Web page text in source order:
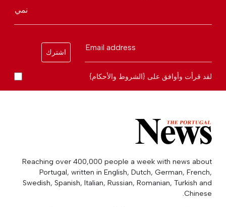
نمي
Email address
اشترك
لقد قرأت وأوافق على {الشروط والأحكام}
Reaching over 400,000 people a week with news about
Portugal, written in English, Dutch, German, French,
Swedish, Spanish, Italian, Russian, Romanian, Turkish and
Chinese.